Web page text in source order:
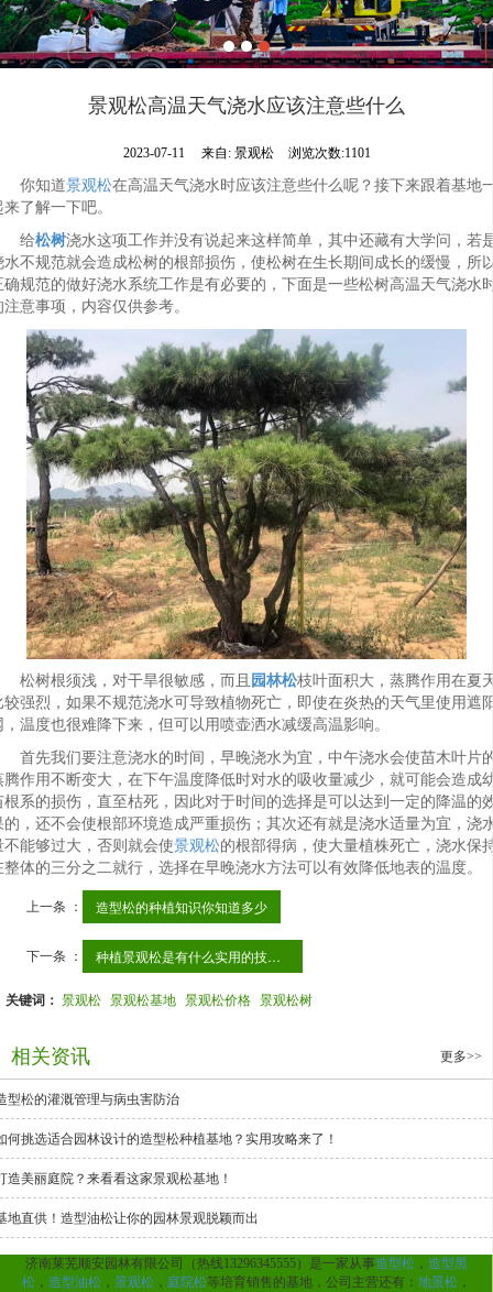
景观松高温天气浇水应该注意些什么
2023-07-11 来自: 景观松 浏览次数:1101
你知道景观松在高温天气浇水时应该注意些什么呢？接下来跟着基地
来了解一下吧。
给松树浇水这项工作并没有说起来这样简单，其中还藏有大学问，若
水不规范就会造成松树的根部损伤，使松树在生长期间成长的缓慢，所
确规范的做好浇水系统工作是有必要的，下面是一些松树高温天气浇水
注意事项，内容仅供参考。
松树根须浅，对干旱很敏感，而且 园林松枝叶面积大，蒸腾作用在夏
较强烈，如果不规范浇水可导致植物死亡，即使在炎热的天气里使用遮
，温度也很难降下来，但可以用喷壶洒水减缓高温影响。
首先我们要注意浇水的时间，早晚浇水为宜，中午浇水会使苗木叶片
腾作用不断变大，在下午温度降低时对水的吸收量减少，就可能会造成
根系的损伤，直至枯死，因此对于时间的选择是可以达到一定的降温的
的，还不会使根部环境造成严重损伤；其次还有就是浇水适量为宜，浇
不能够过大，否则就会使景观松的根部得病，使大量植株死亡，浇水保
整体的三分之二就行，选择在早晚浇水方法可以有效降低地表的温度。
上一条 ： 造型松的种植知识你知道多少
下一条 ： 种植景观松是有什么实用的技巧吗
关键词： 景观松 景观松基地 景观松价格 景观松树
相关资讯 更多>>
型松的灌溉管理与病虫害防治
何挑选适合园林设计的造型松种植基地？实用攻略来了！
造美丽庭院？来看看这家景观松基地！
地直供！造型油松让你的园林景观脱颖而出
济南莱芜顺安园林有限公司（热线13296345555）是一家从事造型松 ， 造型黑
松 ， 造型油松 ， 景观松 ， 庭院松等培育销售的基地，公司主营还有： 地景松 ，